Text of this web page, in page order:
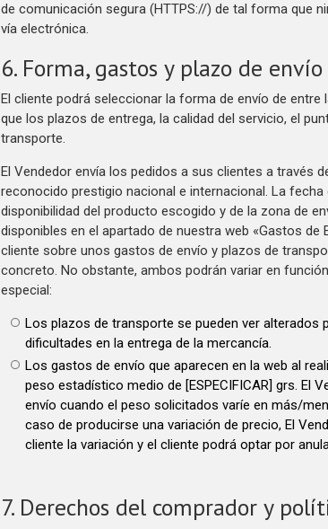
de comunicación segura (HTTPS://) de tal forma que
vía electrónica.
6. Forma, gastos y plazo de envío
El cliente podrá seleccionar la forma de envío de
que los plazos de entrega, la calidad del servicio, el
transporte.
El Vendedor envía los pedidos a sus clientes a través
reconocido prestigio nacional e internacional. La
disponibilidad del producto escogido y de la zona de
disponibles en el apartado de nuestra web «Gastos
cliente sobre unos gastos de envío y plazos de
concreto. No obstante, ambos podrán variar en
especial:
Los plazos de transporte se pueden ver
dificultades en la entrega de la mercancía.
Los gastos de envío que aparecen en la web al
peso estadístico medio de [ESPECIFICAR] grs. El
envío cuando el peso solicitados varíe en más/
caso de producirse una variación de precio, El
cliente la variación y el cliente podrá optar por
7. Derechos del comprador y